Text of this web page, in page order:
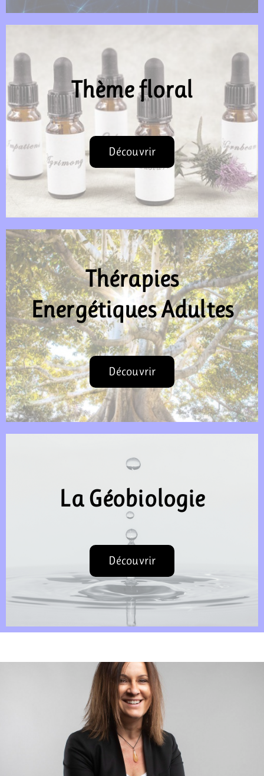
Thème floral
Découvrir
Thérapies
Energétiques Adultes
Découvrir
La Géobiologie
Découvrir